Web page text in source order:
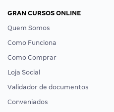
GRAN CURSOS ONLINE
Quem Somos
Como Funciona
Como Comprar
Loja Social
Validador de documentos
Conveniados